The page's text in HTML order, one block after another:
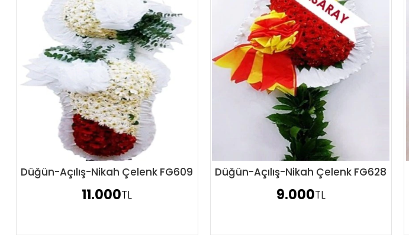
Sipariş Ver
Düğün-Açılış-Nikah Çelenk FG609
11.000TL
Sipariş Ver
Düğün-Açılış-Nikah Çelenk FG628
9.000TL